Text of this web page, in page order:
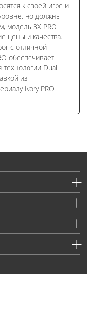
к своей игре и
но должны
модель 3X PRO
цены и качества.
с отличной
обеспечивает
Dual
из
Ivory PRO